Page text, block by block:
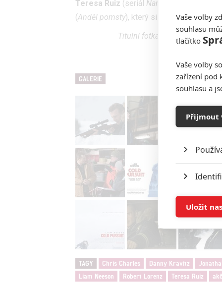
Teresa Ruiz (seriál Narcos: Mexico
(Anděl pomsty), který si zahraje
Titulní fotka je ilustrační. Je
GALERIE
TAGY Chris Charles Danny Kravitz
Liam Neeson
Robert Lorenz Teresa Ruiz
Vaše volby
souhlasu
tlačítko
Vaše volby
zařízení pod
souhlasu a
Přijmout
služeb
Uložit